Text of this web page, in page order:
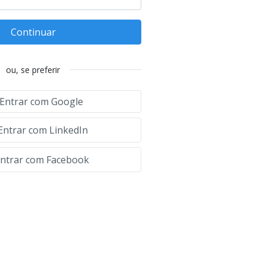
Continuar
ou, se preferir
com Google
com LinkedIn
com Facebook